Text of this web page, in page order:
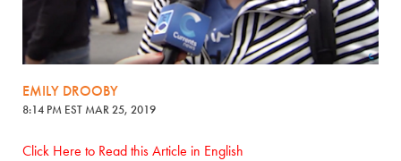
EMILY DROOBY
8:14 PM EST MAR 25, 2019
Click Here to Read this Article in English